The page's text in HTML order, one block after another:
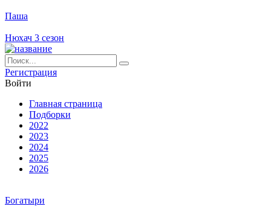
Паша
Нюхач 3 сезон
Ре­ги­ст­ра­ция
Вой­ти
Глав­ная стра­ни­ца
Подборки
2022
2023
2024
2025
2026
Богатыри